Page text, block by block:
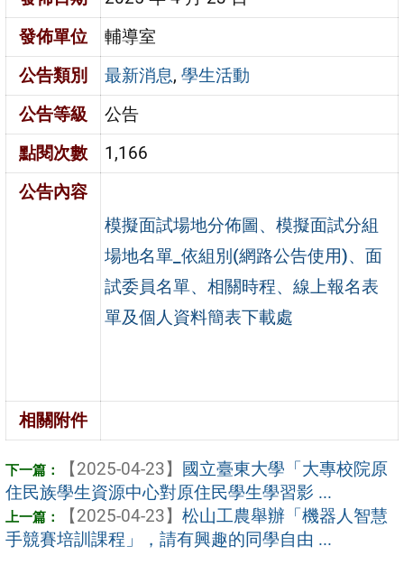
發佈單位
輔導室
公告類別
最新消息,學生活動
公告等級
公告
點閱次數
1,166
公告內容
模擬面試場地分佈圖、模擬面試分組
場地名單_依組別(網路公告使用)、面
試委員名單、相關時程、線上報名表
單及個人資料簡表下載處
相關附件
【2025-04-23】 國立臺東大學「大專校院原
住民族學生資源中心對原住民學生學習影 ...
【2025-04-23】 松山工農舉辦「機器人智慧
手競賽培訓課程」，請有興趣的同學自由 ...